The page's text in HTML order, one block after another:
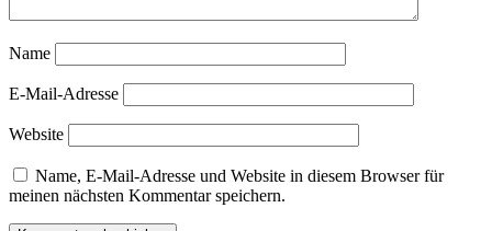
Name
E-Mail-Adresse
Website
Name, E-Mail-Adresse und Website in diesem Browser für
meinen nächsten Kommentar speichern.